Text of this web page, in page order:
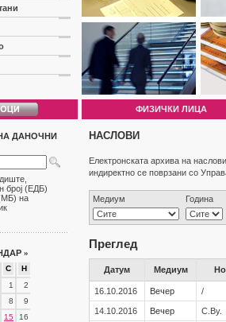
ФИЗИЧКИ ЛИЦА
ДАНОЧНИ
број (ЕДБ)
на
»
С
Н
1
2
8
9
15
16
НАСЛОВИ
Електронската архива на
индиректно се поврзани со
Медиум Година
Преглед
Датум Медиум
16.10.2016 Вечер /
14.10.2016 Вечер С.Ву.